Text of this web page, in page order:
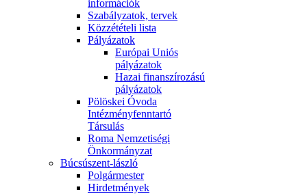
információk
Szabályzatok, tervek
Közzétételi lista
Pályázatok
Európai Uniós
pályázatok
Hazai finanszírozású
pályázatok
Pölöskei Óvoda
Intézményfenntartó
Társulás
Roma Nemzetiségi
Önkormányzat
Búcsúszent-lászló
Polgármester
Hirdetmények